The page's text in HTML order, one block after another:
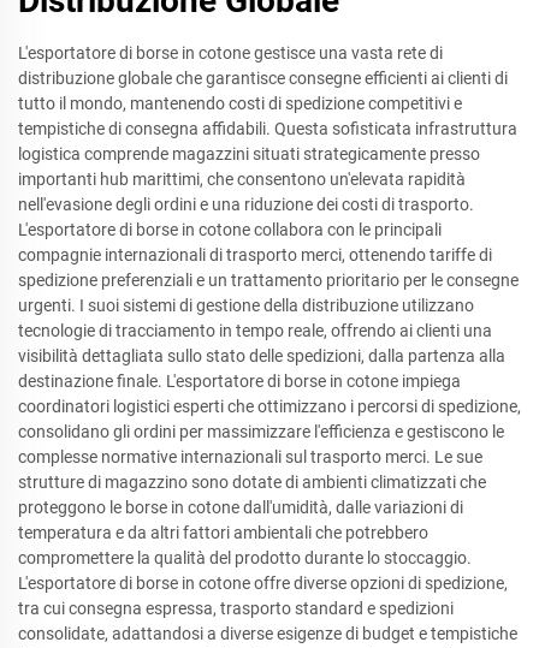
L'esportatore di borse in cotone gestisce una vasta rete di
distribuzione globale che garantisce consegne efficienti ai clienti di
tutto il mondo, mantenendo costi di spedizione competitivi e
tempistiche di consegna affidabili. Questa sofisticata infrastruttura
logistica comprende magazzini situati strategicamente presso
importanti hub marittimi, che consentono un'elevata rapidità
nell'evasione degli ordini e una riduzione dei costi di trasporto.
L'esportatore di borse in cotone collabora con le principali
compagnie internazionali di trasporto merci, ottenendo tariffe di
spedizione preferenziali e un trattamento prioritario per le consegne
urgenti. I suoi sistemi di gestione della distribuzione utilizzano
tecnologie di tracciamento in tempo reale, offrendo ai clienti una
visibilità dettagliata sullo stato delle spedizioni, dalla partenza alla
destinazione finale. L'esportatore di borse in cotone impiega
coordinatori logistici esperti che ottimizzano i percorsi di spedizione,
consolidano gli ordini per massimizzare l'efficienza e gestiscono le
complesse normative internazionali sul trasporto merci. Le sue
strutture di magazzino sono dotate di ambienti climatizzati che
proteggono le borse in cotone dall'umidità, dalle variazioni di
temperatura e da altri fattori ambientali che potrebbero
compromettere la qualità del prodotto durante lo stoccaggio.
L'esportatore di borse in cotone offre diverse opzioni di spedizione,
tra cui consegna espressa, trasporto standard e spedizioni
consolidate, adattandosi a diverse esigenze di budget e tempistiche